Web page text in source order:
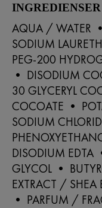
INGREDIENSER
AQUA / WATER
SODIUM
PEG-200
• DISODIUM
30 GLYCERYL
COCOATE •
SODIUM
DISODIUM
GLYCOL •
EXTRACT / SHEA
• PARFUM /